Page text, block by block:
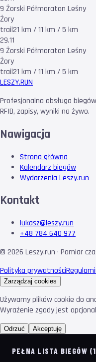
9 Żorski Półmaraton Leśny
Żory
trail21 km / 11 km / 5 km
29.11
9 Żorski Półmaraton Leśny
Żory
trail21 km / 11 km / 5 km
LESZY.RUN
Profesjonalna obsługa
RFID, zapisy, wyniki na żywo.
Nawigacja
Strona główna
Kalendarz biegów
Wydarzenia Leszy.run
Kontakt
lukasz@leszy.run
+48 784 640 977
© 2026 Leszy.run · Pomiar
Polityka prywatności
Zarządzaj cookies
Używamy plików cookie do
Wyrażenie zgody jest
Odrzuć Akceptuję
PEŁNA LISTA BIEGÓW